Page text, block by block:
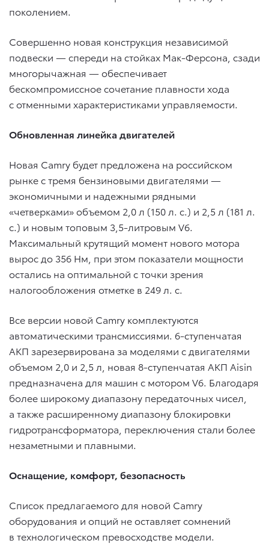
поколением.
Совершенно новая конструкция независимой
подвески — спереди на стойках Мак-Ферсона, сзади
многорычажная — обеспечивает
бескомпромиссное сочетание плавности хода
с отменными характеристиками управляемости.
Обновленная линейка двигателей
Новая Camry будет предложена на российском
рынке с тремя бензиновыми двигателями —
экономичными и надежными рядными
«четверками» объемом 2,0 л (150 л. с.) и 2,5 л (181 л.
с.) и новым топовым 3,5-литровым V6.
Максимальный крутящий момент нового мотора
вырос до 356 Нм, при этом показатели мощности
остались на оптимальной с точки зрения
налогообложения отметке в 249 л. с.
Все версии новой Camry комплектуются
автоматическими трансмиссиями. 6-ступенчатая
АКП зарезервирована за моделями с двигателями
объемом 2,0 и 2,5 л, новая 8-ступенчатая АКП Aisin
предназначена для машин с мотором V6. Благодаря
более широкому диапазону передаточных чисел,
а также расширенному диапазону блокировки
гидротрансформатора, переключения стали более
незаметными и плавными.
Оснащение, комфорт, безопасность
Список предлагаемого для новой Camry
оборудования и опций не оставляет сомнений
в технологическом превосходстве модели.